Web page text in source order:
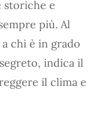
storiche e
più. Al
chi è in grado
indica il
il clima e